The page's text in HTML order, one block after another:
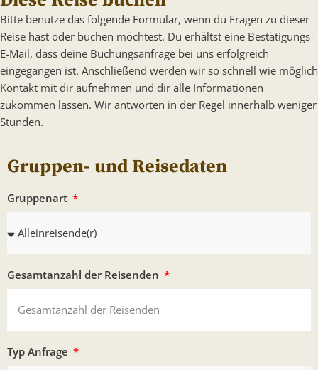
Bitte benutze das folgende Formular, wenn du Fragen zu dieser
Reise hast oder buchen möchtest. Du erhältst eine Bestätigungs-
E-Mail, dass deine Buchungsanfrage bei uns erfolgreich
eingegangen ist. Anschließend werden wir so schnell wie möglich
Kontakt mit dir aufnehmen und dir alle Informationen
zukommen lassen. Wir antworten in der Regel innerhalb weniger
Stunden.
Gruppen- und Reisedaten
Gruppenart
Gesamtanzahl der Reisenden
Typ Anfrage